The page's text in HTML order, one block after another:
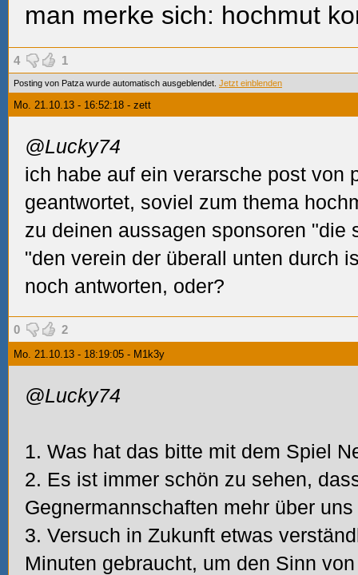
man merke sich: hochmut
4 1
Posting von Patza wurde automatisch ausgeblendet. Jetzt einblenden
Mo. 21.10.13 - 16:52:18 - zett
@Lucky74
ich habe auf ein verarsche post von
geantwortet, soviel zum thema
zu deinen aussagen sponsoren "die
"den verein der überall unten durch
noch antworten, oder?
0 2
Mo. 21.10.13 - 18:19:05 - M1k3y
@Lucky74
1. Was hat das bitte mit dem Spiel
2. Es ist immer schön zu sehen,
Gegnermannschaften mehr über
3. Versuch in Zukunft etwas
Minuten gebraucht, um den Sinn